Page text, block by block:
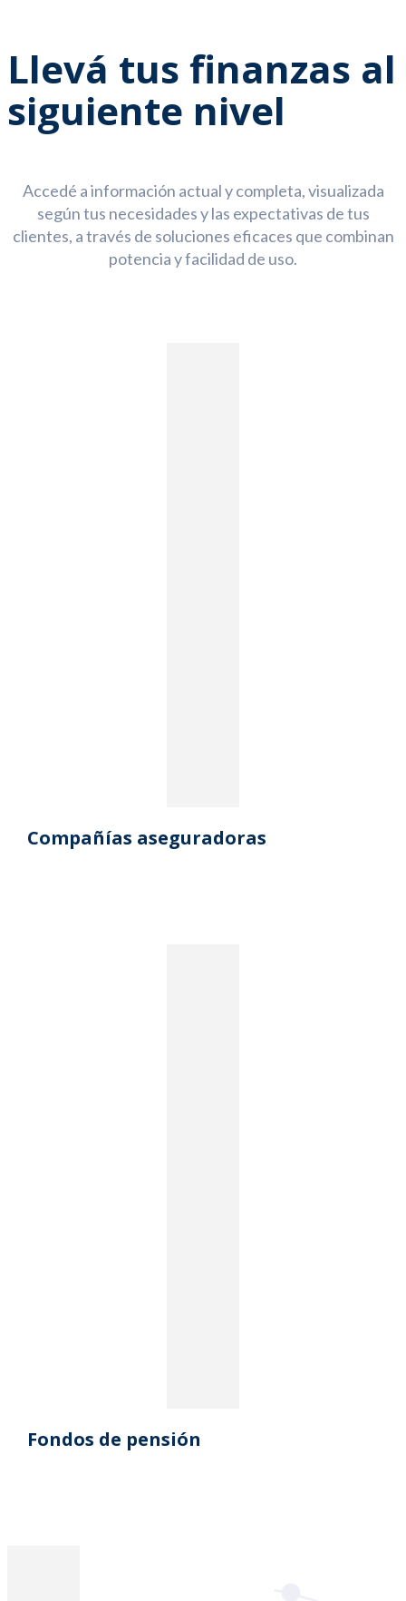
Llevá tus finanzas al
siguiente nivel
Accedé a información actual y completa, visualizada
según tus necesidades y las expectativas de tus
clientes, a través de soluciones eficaces que combinan
potencia y facilidad de uso.
Compañías aseguradoras
Fondos de pensión